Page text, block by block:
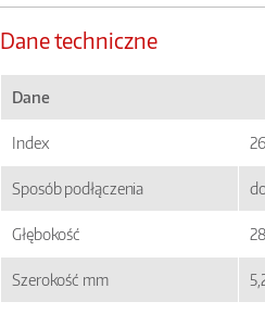
Dane techniczne
Dane
Index
Sposób podłączenia
Głębokość 28
Szerokość mm